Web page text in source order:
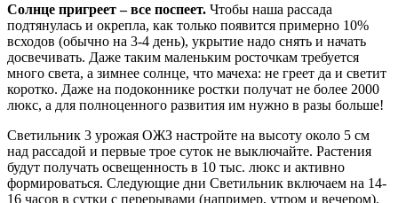
Солнце пригреет – все поспеет. Чтобы наша рассада
подтянулась и окрепла, как только появится примерно 10%
всходов (обычно на 3-4 день), укрытие надо снять и начать
досвечивать. Даже таким маленьким росточкам требуется
много света, а зимнее солнце, что мачеха: не греет да и светит
коротко. Даже на подоконнике ростки получат не более 2000
люкс, а для полноценного развития им нужно в разы больше!
Светильник 3 урожая ОЖЗ настройте на высоту около 5 см
над рассадой и первые трое суток не выключайте. Растения
будут получать освещенность в 10 тыс. люкс и активно
формироваться. Следующие дни Светильник включаем на 14-
16 часов в сутки с перерывами (например, утром и вечером).